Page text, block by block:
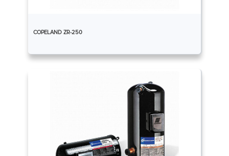
COPELAND ZR-250